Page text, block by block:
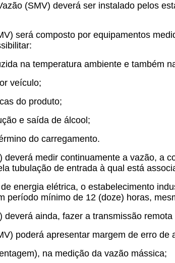
(SMV) deverá ser instalado pelos
será composto por equipamentos
na temperatura ambiente e também
veículo;
do produto;
e saída de álcool;
do carregamento.
deverá medir continuamente a vazão,
tubulação de entrada à qual está
energia elétrica, o estabelecimento
período mínimo de 12 (doze) horas,
ainda, fazer a transmissão
poderá apresentar margem de erro de
na medição da vazão mássica;